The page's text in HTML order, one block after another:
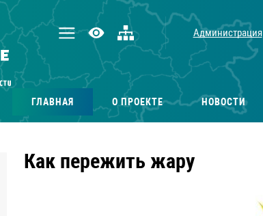
Администрация
ГЛАВНАЯ О ПРОЕКТЕ НОВОСТИ
Как пережить жару